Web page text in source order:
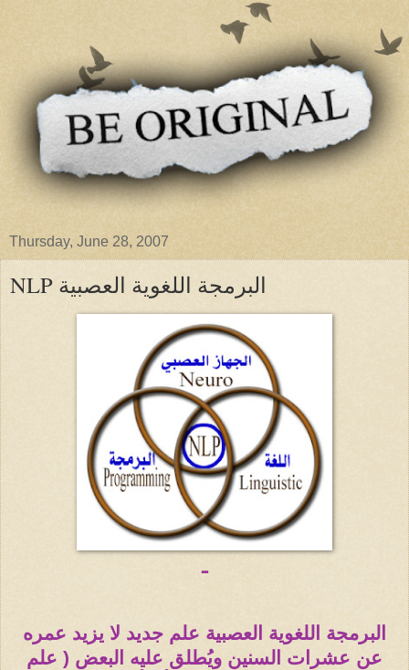
Thursday, June 28, 2007
NLP البرمجة اللغوية العصبية
ـ
البرمجة اللغوية العصبية علم جديد لا يزيد عمره
عن عشرات السنين ويُطلق عليه البعض ( علم